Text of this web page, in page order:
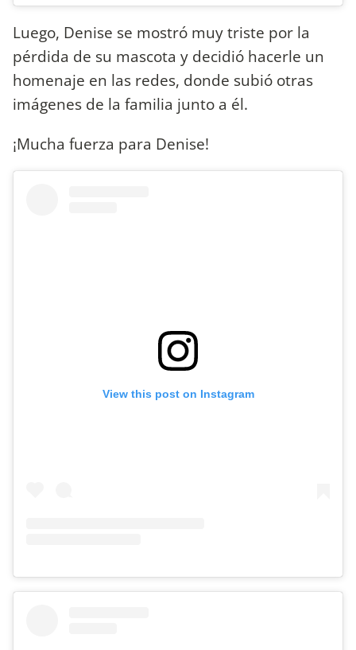
Luego, Denise se mostró muy triste por la
pérdida de su mascota y decidió hacerle un
homenaje en las redes, donde subió otras
imágenes de la familia junto a él.
¡Mucha fuerza para Denise!
View this post on Instagram